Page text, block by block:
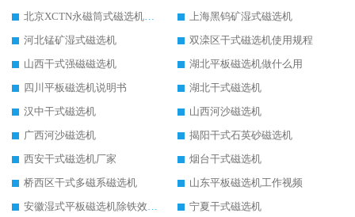
北京XCTN永磁筒式磁选机磁块位置
上海黑钨矿湿式磁选机
河北锰矿湿式磁选机
双滦区干式磁选机使用规程
山西干式强磁磁选机
湖北平板磁选机做什么用
四川平板磁选机说明书
湖北干式磁选机
汉中干式磁选机
山西河沙磁选机
广西河沙磁选机
揭阳干式石英砂磁选机
西安干式磁选机厂家
烟台干式磁选机
桥西区干式多磁系磁选机
山东平板磁选机工作视频
安徽湿式平板磁选机除铁效果怎么样
宁夏干式磁选机